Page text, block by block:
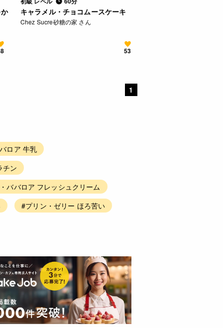
キャラメル・チョコムースケーキ
Chez Sucre砂糖の家 さん
53
1
ロア 牛乳
チン
ババロア フレッシュクリーム
#プリン・ゼリー ほろ苦い